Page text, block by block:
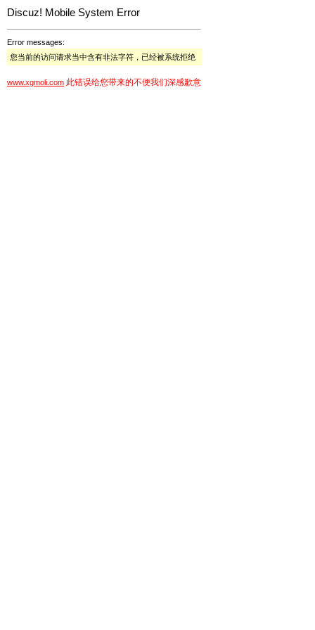
Discuz! Mobile System Error
Error messages:
您当前的访问请求当中含有非法字符，已经被系统拒绝
www.xgmoli.com 此错误给您带来的不便我们深感歉意